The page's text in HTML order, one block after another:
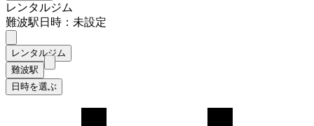
レンタルジム
難波駅日時：未設定
レンタルジム
難波駅
日時を選ぶ